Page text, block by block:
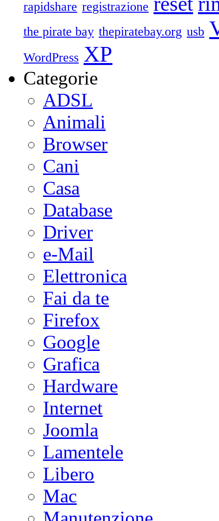
rapidshare registrazione
the pirate bay thepiratebay.org usb
WordPress XP
Categorie
ADSL
Animali
Browser
Cani
Casa
Database
Driver
e-Mail
Elettronica
Fai da te
Firefox
Google
Grafica
Hardware
Internet
Joomla
Lamentele
Libero
Mac